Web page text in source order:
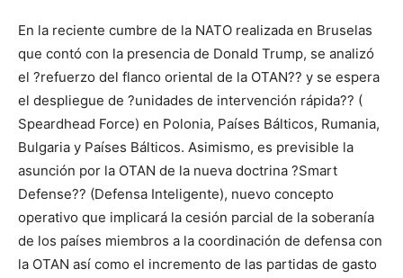
En la reciente cumbre de la NATO realizada en Bruselas
que contó con la presencia de Donald Trump, se analizó
el ?refuerzo del flanco oriental de la OTAN?? y se espera
el despliegue de ?unidades de intervención rápida?? (
Speardhead Force) en Polonia, Países Bálticos, Rumania,
Bulgaria y Países Bálticos. Asimismo, es previsible la
asunción por la OTAN de la nueva doctrina ?Smart
Defense?? (Defensa Inteligente), nuevo concepto
operativo que implicará la cesión parcial de la soberanía
de los países miembros a la coordinación de defensa con
la OTAN así como el incremento de las partidas de gasto